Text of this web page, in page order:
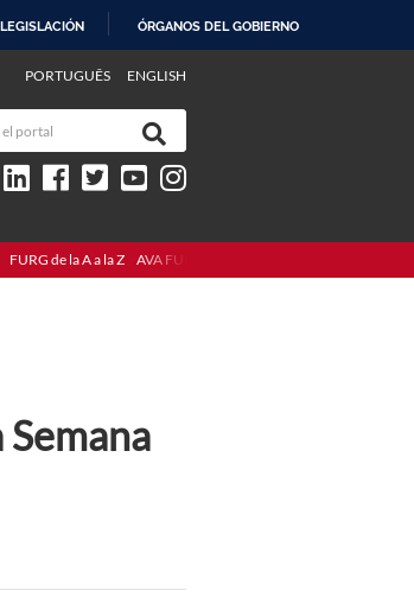
LEGISLACIÓN ÓRGANOS DEL GOBIERNO
PORTUGUÊS ENGLISH
FURG de la A a la Z AVA FURG